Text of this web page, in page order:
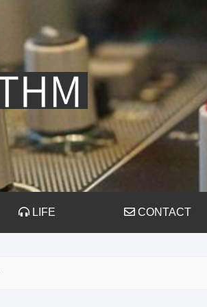
LIFE CONTACT